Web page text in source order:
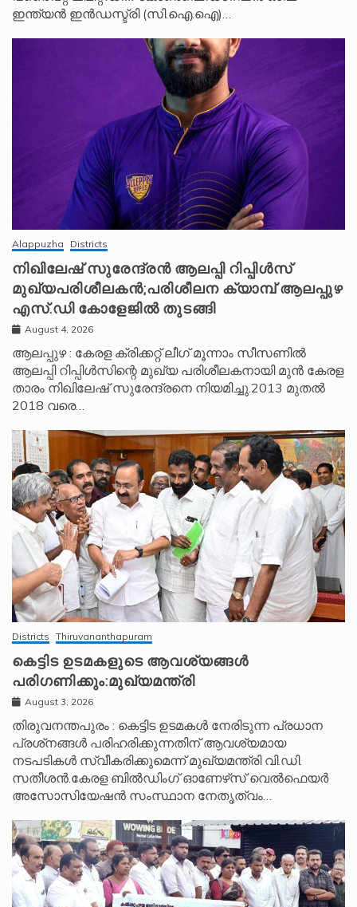
ഇന്ത്യൻ ഇൻഡസ്ട്രി (സി.ഐ.ഐ)…
Alappuzha Districts
നിഖിലേഷ് സുരേന്ദ്രൻ ആലപ്പി റിപ്പിൾസ്
മുഖ്യപരിശീലകൻ;പരിശീലന ക്യാമ്പ് ആലപ്പുഴ
എസ്.ഡി കോളേജിൽ തുടങ്ങി
August 4, 2026
ആലപ്പുഴ : കേരള ക്രിക്കറ്റ് ലീ​ഗ് മൂന്നാം സീസണിൽ
ആലപ്പി റിപ്പിൾസിന്റെ മുഖ്യ പരിശീലകനായി മുൻ കേരള
താരം നിഖിലേഷ് സുരേന്ദ്രനെ നിയമിച്ചു.2013 മുതൽ
2018 വരെ…
Districts Thiruvananthapuram
കെട്ടിട ഉടമകളുടെ ആവശ്യങ്ങൾ
പരിഗണിക്കും:മുഖ്യമന്ത്രി
August 3, 2026
തിരുവനന്തപുരം : കെട്ടിട ഉടമകൾ നേരിടുന്ന പ്രധാന
പ്രശ്‌നങ്ങൾ പരിഹരിക്കുന്നതിന് ആവശ്യമായ
നടപടികൾ സ്വീകരിക്കുമെന്ന് മുഖ്യമന്ത്രി വി.ഡി.
സതീശൻ.കേരള ബിൽഡിംഗ് ഓണേഴ്‌സ് വെൽഫെയർ
അസോസിയേഷൻ സംസ്ഥാന നേതൃത്വം…